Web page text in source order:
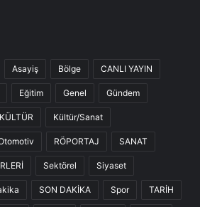
Asayiş Bölge CANLI YAYIN
Eğitim Genel Gündem
KÜLTÜR Kültür/Sanat
RÖPORTAJ SANAT
Sektörel Siyaset
SON DAKİKA Spor TARİH